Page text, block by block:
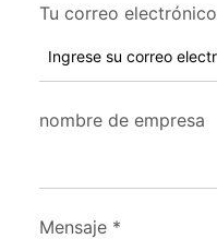
Tu correo electrónico
nombre de empresa
Mensaje *